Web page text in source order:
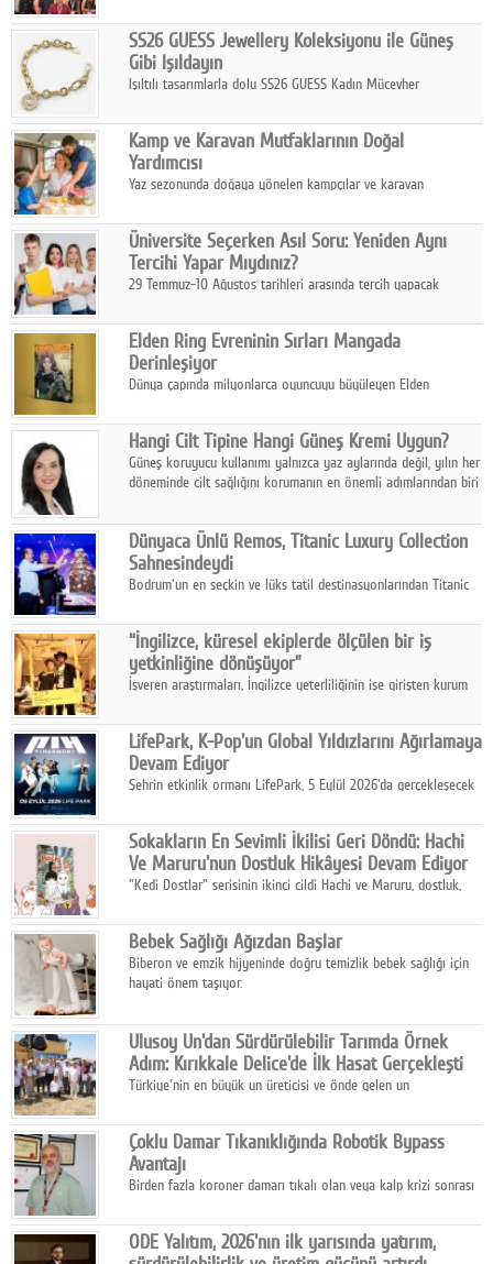
SS26 GUESS Jewellery Koleksiyonu ile Güneş
Gibi Işıldayın
Işıltılı tasarımlarla dolu SS26 GUESS Kadın Mücevher
dokunuşunu taşıyor.
Kamp ve Karavan Mutfaklarının Doğal
Yardımcısı
Yaz sezonunda doğaya yönelen kampçılar ve karavan
temizlik sağlayan, çevreye duyarlı bitkisel içerikli ürünleri tercih
ediyor.
Üniversite Seçerken Asıl Soru: Yeniden Aynı
Tercihi Yapar Mıydınız?
29 Temmuz-10 Ağustos tarihleri arasında tercih yapacak
Elden Ring Evreninin Sırları Mangada
Derinleşiyor
Dünya çapında milyonlarca oyuncuyu büyüleyen Elden
aksiyonu ve karanlık fantastik atmosferi bir araya getirmeyi
sürdürüyor.
Hangi Cilt Tipine Hangi Güneş Kremi Uygun?
Güneş koruyucu kullanımı yalnızca yaz aylarında değil, yılın her
döneminde cilt sağlığını korumanın en önemli adımlarından biri
Dünyaca Ünlü Remos, Titanic Luxury Collection
Sahnesindeydi
Bodrum'un en seçkin ve lüks tatil destinasyonlarından Titanic
yaz etkinlikleri kapsamında uluslararası yıldızları ağırlamaya
devam ediyor
“İngilizce, küresel ekiplerde ölçülen bir iş
yetkinliğine dönüşüyor”
İşveren araştırmaları, İngilizce yeterliliğinin işe girişten kurum
gösteriyor.
LifePark, K-Pop'un Global Yıldızlarını Ağırlamaya
Devam Ediyor
Şehrin etkinlik ormanı LifePark, 5 Eylül 2026'da gerçekleşecek
haritasında önemli bir destinasyon haline getirmeye
hazırlanıyor.
Sokakların En Sevimli İkilisi Geri Döndü: Hachi
Ve Maruru'nun Dostluk Hikâyesi Devam Ediyor
"Kedi Dostlar" serisinin ikinci cildi Hachi ve Maruru, dostluk,
mevsiminin zorlu koşulları eşliğinde anlatıyor.
Bebek Sağlığı Ağızdan Başlar
Biberon ve emzik hijyeninde doğru temizlik bebek sağlığı için
hayati önem taşıyor.
Ulusoy Un'dan Sürdürülebilir Tarımda Örnek
Adım: Kırıkkale Delice'de İlk Hasat Gerçekleşti
Türkiye'nin en büyük un üreticisi ve önde gelen un
yürüttüğü iyi tarım ve onarıcı tarım uygulamalarının ilk hasadını
gerçekleştirdi.
Çoklu Damar Tıkanıklığında Robotik Bypass
Avantajı
Birden fazla koroner damarı tıkalı olan veya kalp krizi sonrası
cerrahisi önemli bir tedavi seçeneği olarak öne çıkıyor.
ODE Yalıtım, 2026'nın ilk yarısında yatırım,